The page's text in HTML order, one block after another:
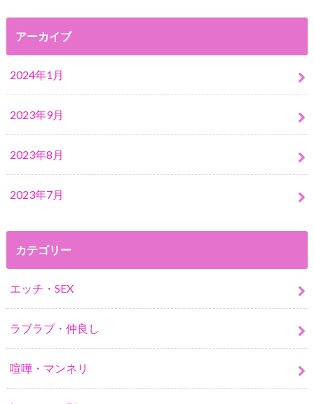
アーカイブ
2024年1月
2023年9月
2023年8月
2023年7月
カテゴリー
エッチ・SEX
ラブラブ・仲良し
喧嘩・マンネリ